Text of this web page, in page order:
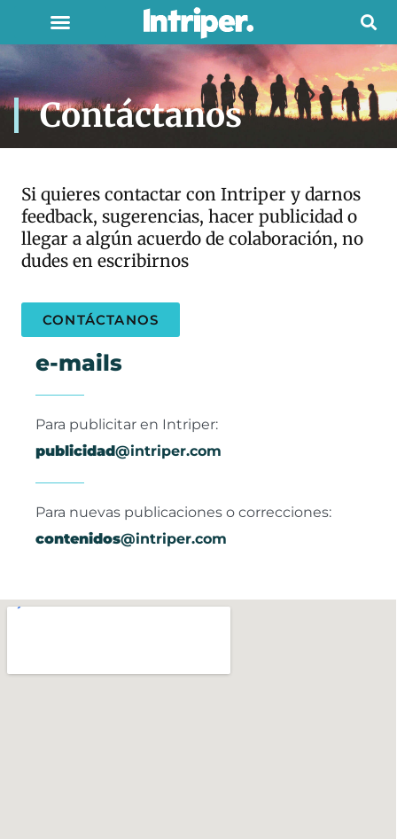
Contáctanos
Si quieres contactar con Intriper y darnos
feedback, sugerencias, hacer publicidad o
llegar a algún acuerdo de colaboración, no
dudes en escribirnos
CONTÁCTANOS
e-mails
Para publicitar en Intriper:
publicidad@intriper.com
Para nuevas publicaciones o correcciones:
contenidos@intriper.com